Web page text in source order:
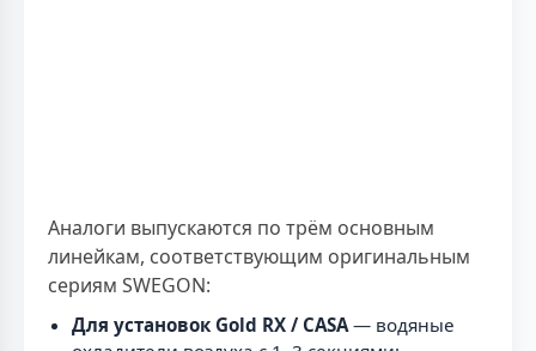
Аналоги выпускаются по трём основным
линейкам, соответствующим оригинальным
сериям SWEGON:
Для установок Gold RX / CASA — водяные